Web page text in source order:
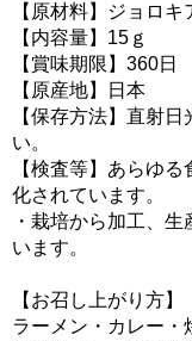
【原材料】ジョロキ
【内容量】15ｇ
【賞味期限】360日
【原産地】日本
【保存方法】直射
い。
【検査等】あらゆ
化されています。
・栽培から加工、
います。
【お召し上がり方】
ラーメン・カレー・